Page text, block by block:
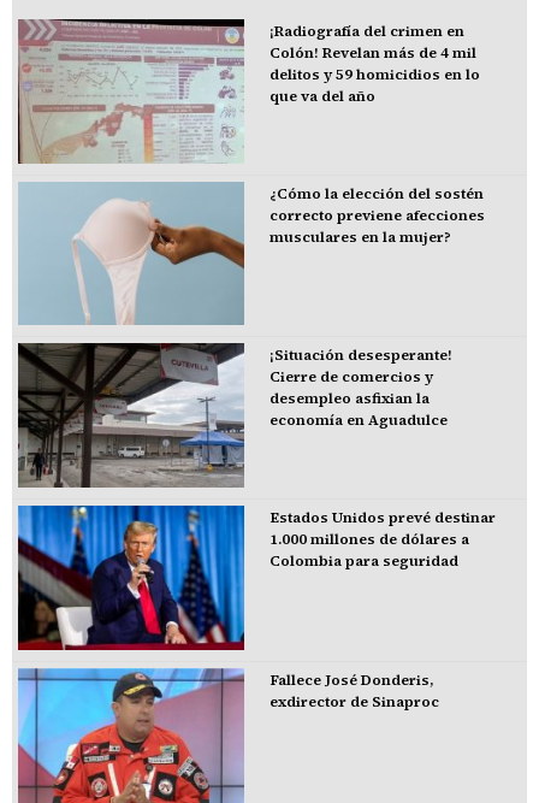
¡Radiografía del crimen en
Colón! Revelan más de 4 mil
delitos y 59 homicidios en lo
que va del año
¿Cómo la elección del sostén
correcto previene afecciones
musculares en la mujer?
¡Situación desesperante!
Cierre de comercios y
desempleo asfixian la
economía en Aguadulce
Estados Unidos prevé destinar
1.000 millones de dólares a
Colombia para seguridad
Fallece José Donderis,
exdirector de Sinaproc